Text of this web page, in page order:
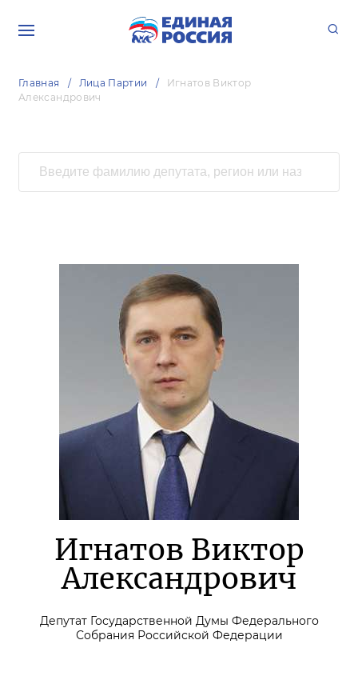
Главная Лица Партии
Игнатов Виктор
Александрович
Игнатов Виктор
Александрович
Депутат Государственной Думы Федерального
Собрания Российской Федерации